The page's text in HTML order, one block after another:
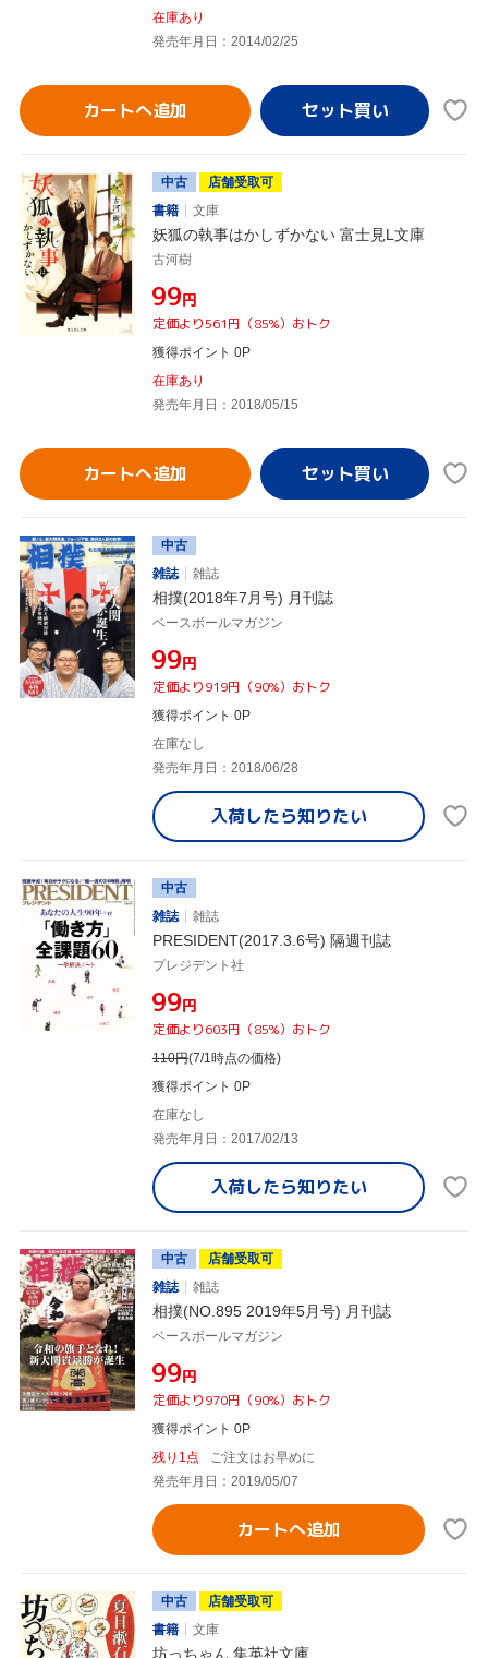
在庫あり
発売年月日：2014/02/25
カートへ追加
中古
店舗受取可
書籍
文庫
妖狐の執事はかしずかない 富士見L文庫
古河樹
¥99円
定価より561円（85%）おトク
獲得ポイント 0P
在庫あり
発売年月日：2018/05/15
カートへ追加
中古
雑誌
雑誌
相撲(2018年7月号) 月刊誌
ベースボールマガジン
¥99円
定価より919円（90%）おトク
獲得ポイント 0P
在庫なし
発売年月日：2018/06/28
入荷したら知りたい
中古
雑誌
雑誌
PRESIDENT(2017.3.6号) 隔週刊誌
プレジデント社
¥99円
定価より603円（85%）おトク
110円(7/1時点の価格)
獲得ポイント 0P
在庫なし
発売年月日：2017/02/13
入荷したら知りたい
中古
店舗受取可
雑誌
雑誌
相撲(NO.895 2019年5月号) 月刊誌
ベースボールマガジン
¥99円
定価より970円（90%）おトク
獲得ポイント 0P
残り1点
ご注文はお早めに
発売年月日：2019/05/07
カートへ追加
中古
店舗受取可
書籍
文庫
坊っちゃん 集英社文庫